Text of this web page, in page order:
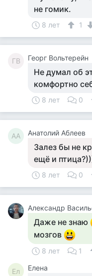
не гомик.
8 лет 1
ГВ Георг Вольтерейн
Не думал об
комфортно
8 лет 0
АА Анатолий Аблеев
Залез бы не
ещё и
8 лет 0
Александр
Даже не знаю
мозгов
8 лет 1
Ел Елена